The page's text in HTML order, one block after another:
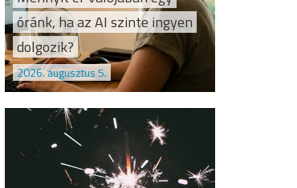
óránk, ha az AI szinte ingyen
dolgozik?
2026. augusztus 5.